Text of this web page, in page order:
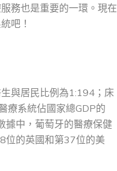
務也是重要的一環。現在
吧！
與居民比例為1:194；床
療系統佔國家總GDP的
據中，葡萄牙的醫療保健
位的英國和第37位的美